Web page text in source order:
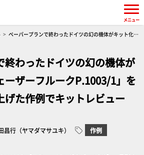
ペーパープランで終わったドイツの幻の機体がキット化！
終わったドイツの幻の機体が
ーザーフルークP.1003/1」を
げた作例でキットレビュー
昌行（ヤマダマサユキ）
作例
メニュー